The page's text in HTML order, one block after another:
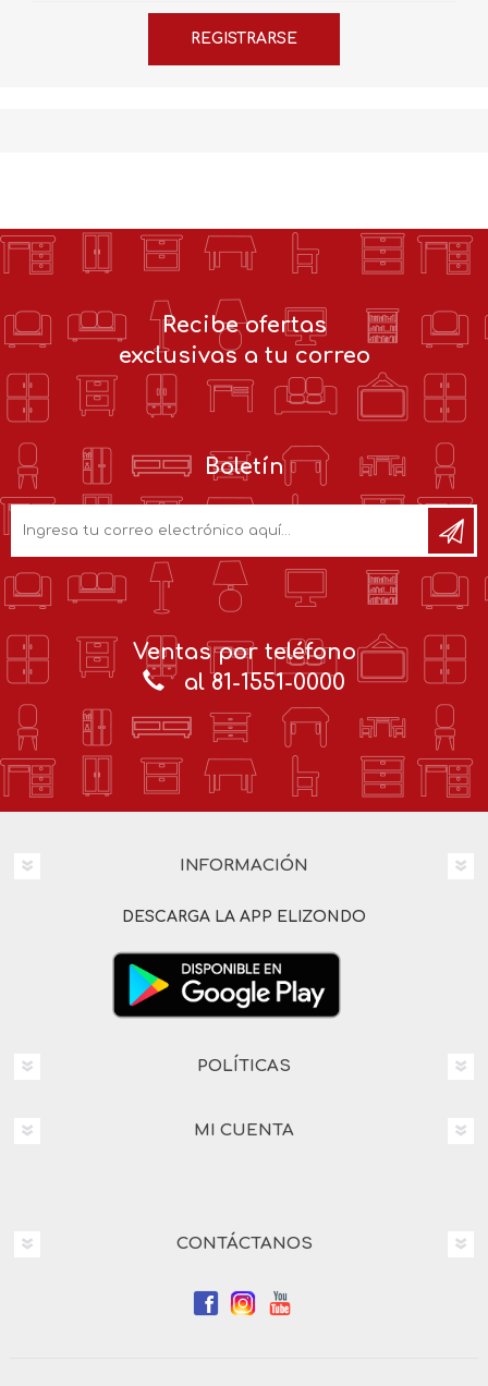
Recibe ofertas
exclusivas a tu correo
Boletín
Ventas por teléfono
al 81-1551-0000
INFORMACIÓN
DESCARGA LA APP ELIZONDO
POLÍTICAS
MI CUENTA
CONTÁCTANOS